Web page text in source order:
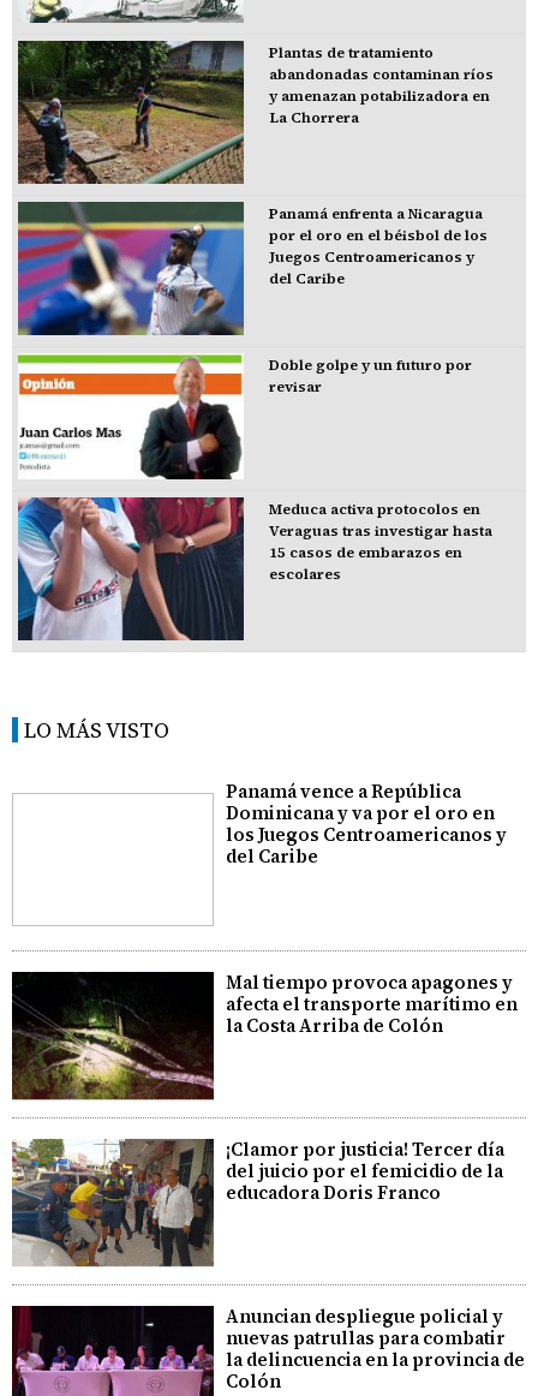
Plantas de tratamiento
abandonadas contaminan ríos
y amenazan potabilizadora en
La Chorrera
Panamá enfrenta a Nicaragua
por el oro en el béisbol de los
Juegos Centroamericanos y
del Caribe
Doble golpe y un futuro por
revisar
Meduca activa protocolos en
Veraguas tras investigar hasta
15 casos de embarazos en
escolares
LO MÁS VISTO
Panamá vence a República
Dominicana y va por el oro en
los Juegos Centroamericanos y
del Caribe
Mal tiempo provoca apagones y
afecta el transporte marítimo en
la Costa Arriba de Colón
¡Clamor por justicia! Tercer día
del juicio por el femicidio de la
educadora Doris Franco
Anuncian despliegue policial y
nuevas patrullas para combatir
la delincuencia en la provincia de
Colón